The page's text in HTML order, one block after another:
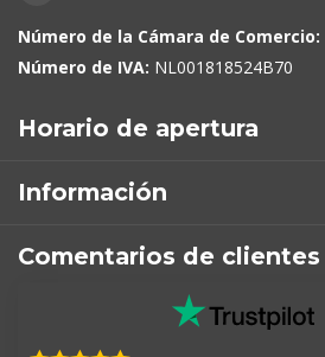
Número de la Cámara de Comercio:
Número de IVA: NL001818524B70
Horario de apertura
Información
Comentarios de clientes